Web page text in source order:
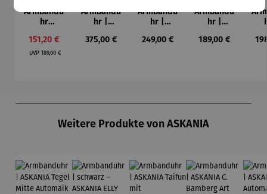
Armbandu
hr
Limited
Edition
Verkaufspreis:
151,20 €
UVPRegulärer Preis:
189,00 €
Armbandu
hr |
ph –
Regulärer Preis:
375,00 €
Armbandu
hr |
olz –
Regulärer Preis:
249,00 €
Armbandu
hr |
band –
Regulärer Preis:
189,00 €
Weitere Produkte von ASKANIA